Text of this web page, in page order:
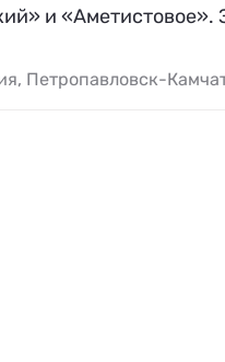
и «Аметистовое».
Петропавловск-